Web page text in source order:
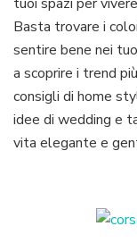
Basta trovare i
sentire bene nei
a scoprire i trend
consigli di home
idee di wedding e
vita elegante e